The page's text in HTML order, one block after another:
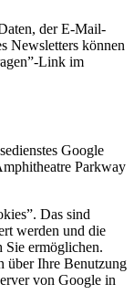
der E-Mail-
Newsletters können
Link im
Google
Parkway
Das sind
werden und die
Sie ermöglichen.
über Ihre Benutzung
von Google in